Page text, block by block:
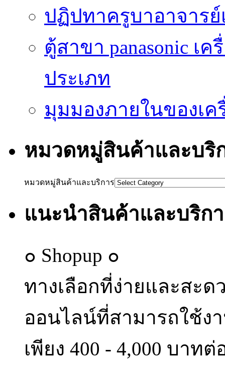
ปฏิปทาครูบาอาจาร
ตู้สาขา panasonic เ
ประเภท
มุมมองภายในของเค
หมวดหมู่สินค้าและบริ
หมวดหมู่สินค้าและบริการ
แนะนำสินค้าและบริก
๐ Shopup ๐
ทางเลือกที่ง่ายและสะ
ออนไลน์ที่สามารถใช้ง
เพียง 400 - 4,000 บาท